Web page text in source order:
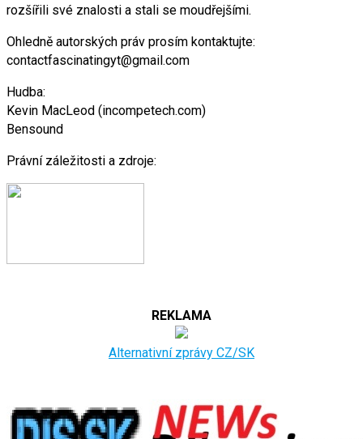
rozšířili své znalosti a stali se moudřejšími.
Ohledně autorských práv prosím kontaktujte:
contactfascinatingyt@gmail.com
Hudba:
Kevin MacLeod (incompetech.com)
Bensound
Právní záležitosti a zdroje:
REKLAMA
Alternativní zprávy CZ/SK